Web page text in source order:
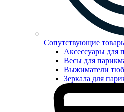
Сопутствующие
Аксессуары для
Весы для
Выжиматели
Зеркала для